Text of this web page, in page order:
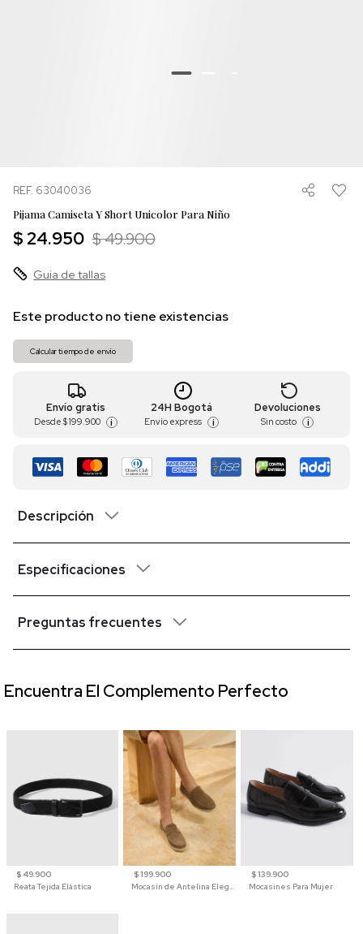
REF. 63040036
Pijama Camiseta Y Short Unicolor Para Niño
$ 24.950 $ 49.900
Guia de tallas
Este producto no tiene existencias
Calcular tiempo de envío
Envío gratis
Desde $ 199.900 i
24H Bogotá
Envío express i
Devoluciones
Sin costo i
Descripción
Especificaciones
Preguntas frecuentes
$ 49.900
Reata Tejida Elástica
$ 199.900
Mocasín de Antelina Elegante con Suela de Contraste Para Hombre
$ 139.900
Mocasines Para Mujer
Encuentra El Complemento Perfecto